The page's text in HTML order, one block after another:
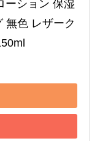
ーション 保湿
無色 レザーク